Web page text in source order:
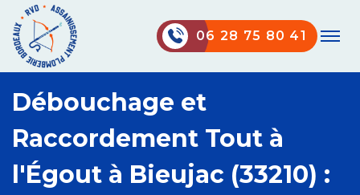
06 28 75 80 41
Débouchage et
Raccordement Tout à
l'Égout à Bieujac (33210) :